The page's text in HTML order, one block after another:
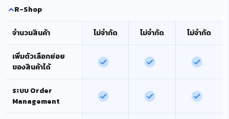
R-Shop
จำนวนสินค้า ไม่จำกัด ไม่จำกัด ไม่จำกัด
เพิ่มตัวเลือกย่อย
ของสินค้าได้
ระบบ Order
Management